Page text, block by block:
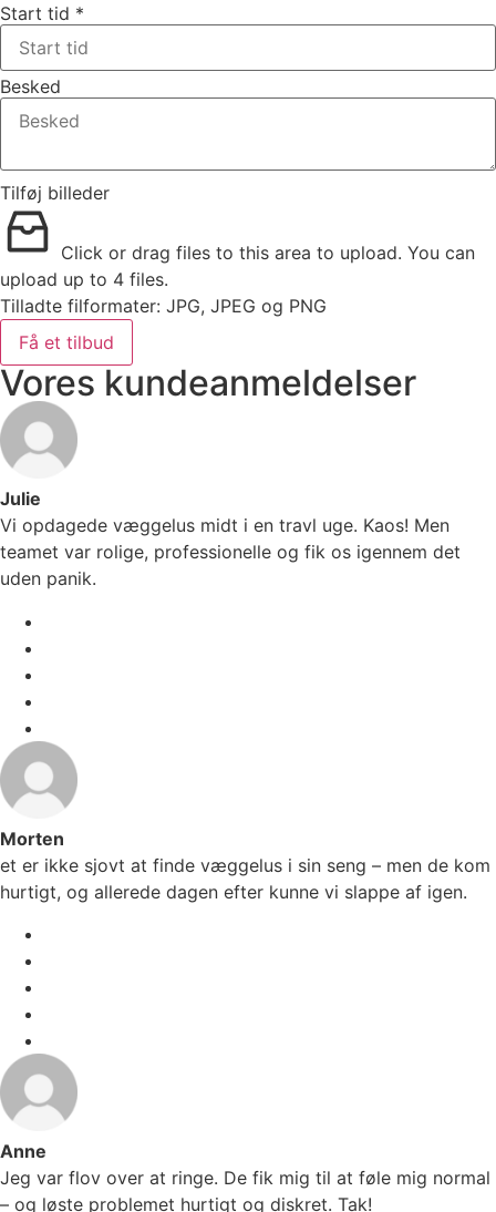
Start tid *
Besked
Tilføj billeder
Click or drag files to this area to upload. You can
upload up to 4 files.
Tilladte filformater: JPG, JPEG og PNG
Få et tilbud
Vores kundeanmeldelser
Julie
Vi opdagede væggelus midt i en travl uge. Kaos! Men
teamet var rolige, professionelle og fik os igennem det
uden panik.
Morten
et er ikke sjovt at finde væggelus i sin seng – men de kom
hurtigt, og allerede dagen efter kunne vi slappe af igen.
Anne
Jeg var flov over at ringe. De fik mig til at føle mig normal
– og løste problemet hurtigt og diskret. Tak!